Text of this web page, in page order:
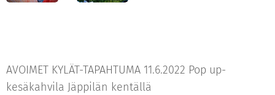
AVOIMET KYLÄT-TAPAHTUMA 11.6.2022 Pop up-
kesäkahvila Jäppilän kentällä